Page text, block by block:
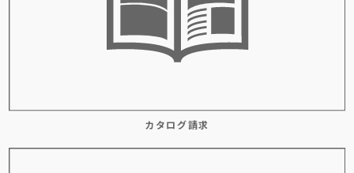
カタログ請求